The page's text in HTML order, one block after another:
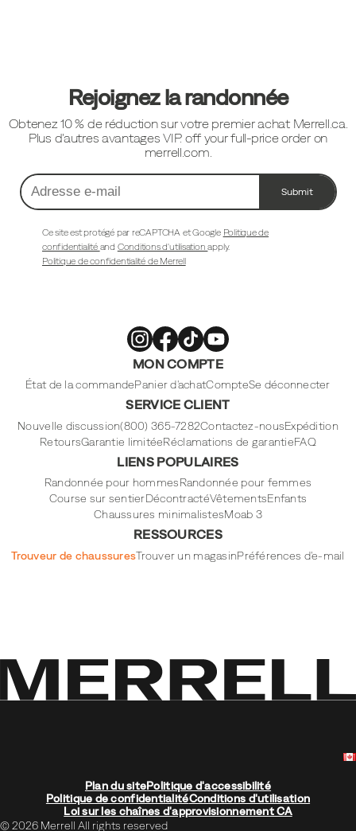
page
Rejoignez la randonnée
Obtenez 10 % de réduction sur votre premier achat Merrell.ca.
Plus d'autres avantages VIP. off your full-price order on
merrell.com.
Adresse
e-
mail
Submit
Ce site est protégé par reCAPTCHA et Google Politique de
confidentialité and Conditions d'utilisationapply.
Politique de confidentialité de Merrell
Merrell
Footwear
Merrell
Footwear
sur
Merrell
Footwear
sur
Merrell
Footwear
sur
MON COMPTE
État de la commandePanier d'achatCompteSe déconnecter
SERVICE CLIENT
Nouvelle discussion(800) 365-7282Contactez-nousExpédition
RetoursGarantie limitéeRéclamations de garantieFAQ
LIENS POPULAIRES
Randonnée pour hommesRandonnée pour femmes
Course sur sentierDécontractéVêtementsEnfants
Chaussures minimalistesMoab 3
RESSOURCES
Trouveur de chaussuresTrouver un magasinPréférences d'e-mail
Plan du sitePolitique d'accessibilité
Politique de confidentialitéConditions d'utilisation
Loi sur les chaînes d'approvisionnement CA
© 2026 Merrell All rights reserved